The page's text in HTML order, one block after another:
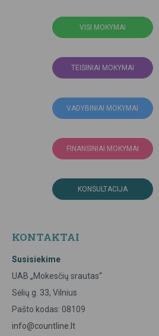
VISI MOKYMAI
TEISINIAI MOKYMAI
VADYBINIAI MOKYMAI
FINANSINIAI MOKYMAI
KONSULTACIJA
KONTAKTAI
Susisiekime
UAB „Mokesčių srautas“
Sėlių g. 33, Vilnius
Pašto kodas: 08109
info@countline.lt